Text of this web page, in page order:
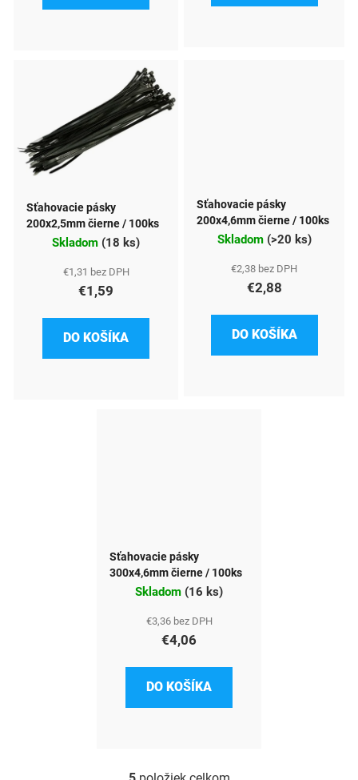
Sťahovacie pásky
200x2,5mm čierne / 100ks
Skladom (18 ks)
€1,31 bez DPH
€1,59
DO KOŠÍKA
Sťahovacie pásky
200x4,6mm čierne / 100ks
Skladom (>20 ks)
€2,38 bez DPH
€2,88
DO KOŠÍKA
Sťahovacie pásky
300x4,6mm čierne / 100ks
Skladom (16 ks)
€3,36 bez DPH
€4,06
DO KOŠÍKA